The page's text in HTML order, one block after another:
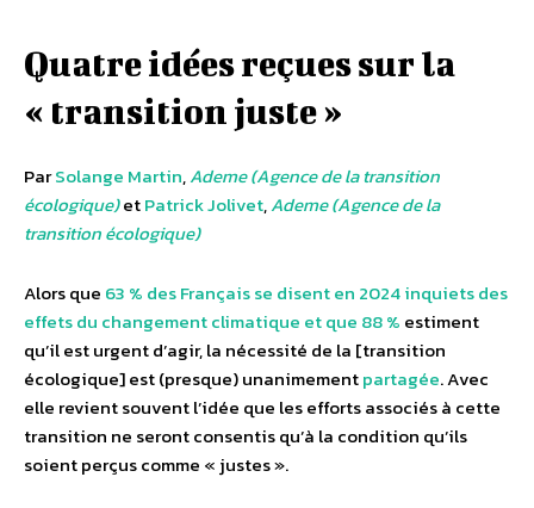
Quatre idées reçues sur la
« transition juste »
ParSolange Martin,Ademe (Agence de la transition
écologique)etPatrick Jolivet,Ademe (Agence de la
transition écologique)
Alors que 63 % des Français se disent en 2024 inquiets des
effets du changement climatique et que 88 % estiment
qu’il est urgent d’agir, la nécessité de la [transition
écologique] est (presque) unanimementpartagée. Avec
elle revient souvent l’idée que les efforts associés à cette
transition ne seront consentis qu’à la condition qu’ils
soient perçus comme « justes ».